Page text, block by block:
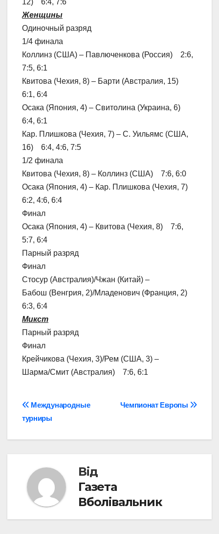
12) 6:4, 7:6
Женщины
Одиночный разряд
1/4 финала
Коллинз (США) – Павлюченкова (Россия) 2:6,
7:5, 6:1
Квитова (Чехия, 8) – Барти (Австралия, 15)
6:1, 6:4
Осака (Япония, 4) – Свитолина (Украина, 6)
6:4, 6:1
Кар. Плишкова (Чехия, 7) – С. Уильямс (США,
16) 6:4, 4:6, 7:5
1/2 финала
Квитова (Чехия, 8) – Коллинз (США) 7:6, 6:0
Осака (Япония, 4) – Кар. Плишкова (Чехия, 7)
6:2, 4:6, 6:4
Финал
Осака (Япония, 4) – Квитова (Чехия, 8) 7:6,
5:7, 6:4
Парный разряд
Финал
Стосур (Австралия)/Чжан (Китай) –
Бабош (Венгрия, 2)/Младенович (Франция, 2)
6:3, 6:4
Микст
Парный разряд
Финал
Крейчикова (Чехия, 3)/Рем (США, 3) –
Шарма/Смит (Австралия) 7:6, 6:1
Навігація
записів
Чемпионат Европы
Международные
турниры
Від
Газета
Вболівальник